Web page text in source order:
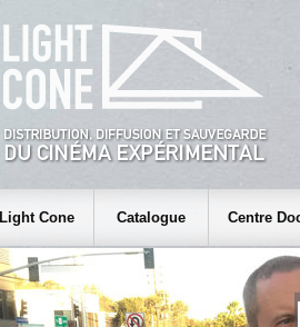
Light Cone Catalogue Centre